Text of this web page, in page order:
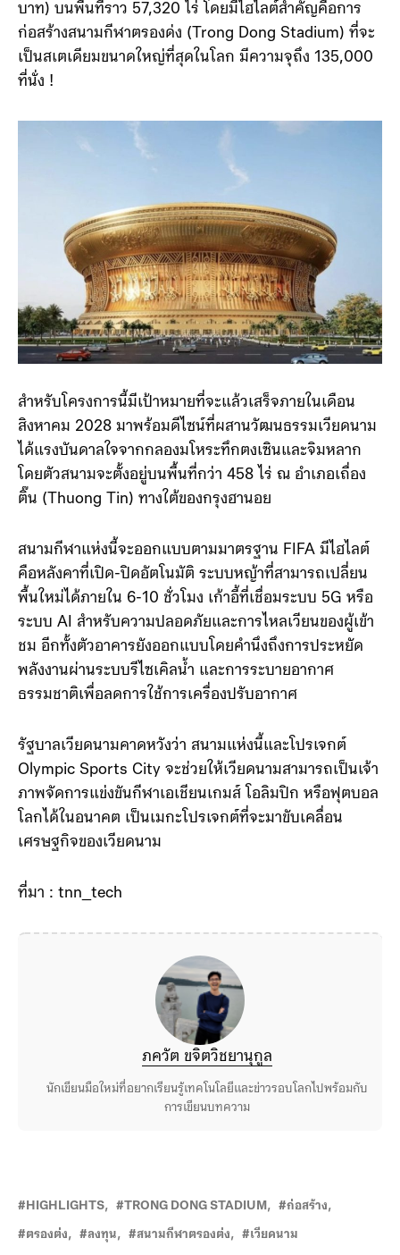
(Olympic Sports Urban Area) ณ กรุงฮานอย ด้วยงบ
การลงทุนราว 35,000 ล้านเหรียญ (ประมาณ 1.1 ล้านล้าน
บาท) บนพื้นที่ราว 57,320 ไร่ โดยมีไฮไลต์สำคัญคือการ
ก่อสร้างสนามกีฬาตรองด่ง (Trong Dong Stadium) ที่จะ
สำหรับโครงการนี้มีเป้าหมายที่จะแล้วเสร็จภายในเดือน
สิงหาคม 2028 มาพร้อมดีไซน์ที่ผสานวัฒนธรรมเวียดนาม
ได้แรงบันดาลใจจากกลองมโหระทึกตงเซินและจิมหลาก
ติ๊น (Thuong Tin) ทางใต้ของกรุงฮานอย
สนามกีฬาแห่งนี้จะออกแบบตามมาตรฐาน FIFA มีไฮไลต์
คือหลังคาที่เปิด-ปิดอัตโนมัติ ระบบหญ้าที่สามารถเปลี่ยน
พื้นใหม่ได้ภายใน 6-10 ชั่วโมง เก้าอี้ที่เชื่อมระบบ 5G หรือ
ระบบ AI สำหรับความปลอดภัยและการไหลเวียนของผู้เข้า
ชม อีกทั้งตัวอาคารยังออกแบบโดยคำนึงถึงการประหยัด
ธรรมชาติเพื่อลดการใช้การเครื่องปรับอากาศ
รัฐบาลเวียดนามคาดหวังว่า สนามแห่งนี้และโปรเจกต์
Olympic Sports City จะช่วยให้เวียดนามสามารถเป็นเจ้า
ภาพจัดการแข่งขันกีฬาเอเชียนเกมส์ โอลิมปิก หรือฟุตบอล
เศรษฐกิจของเวียดนาม
ภควัต ขจิตวิชยานุกูล